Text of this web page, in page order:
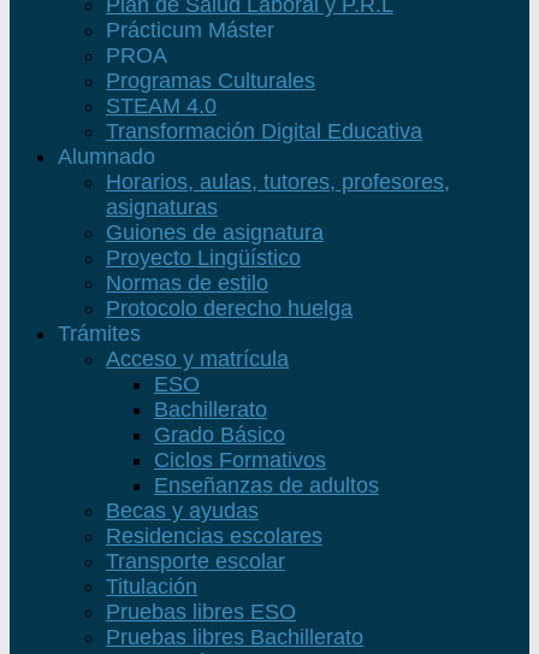
Plan de Salud Laboral y P.R.L
Prácticum Máster
PROA
Programas Culturales
STEAM 4.0
Transformación Digital Educativa
Alumnado
Horarios, aulas, tutores, profesores,
asignaturas
Guiones de asignatura
Proyecto Lingüístico
Normas de estilo
Protocolo derecho huelga
Trámites
Acceso y matrícula
ESO
Bachillerato
Grado Básico
Ciclos Formativos
Enseñanzas de adultos
Becas y ayudas
Residencias escolares
Transporte escolar
Titulación
Pruebas libres ESO
Pruebas libres Bachillerato